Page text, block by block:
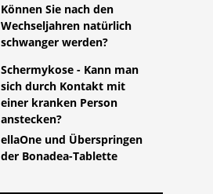
Können Sie nach den
Wechseljahren natürlich
schwanger werden?
Schermykose - Kann man
sich durch Kontakt mit
einer kranken Person
anstecken?
ellaOne und Überspringen
der Bonadea-Tablette